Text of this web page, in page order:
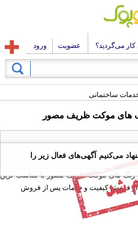
کار می‌گردید؟ عضویت ورود
ساختمانی
های موکت ظریف مصور
و رنگ های موکت ظریف مصور با مناسب ترین
از فروش کیفیت و خدمات پس از فروش
می‌کنیم آگهی‌های فعال زیر را